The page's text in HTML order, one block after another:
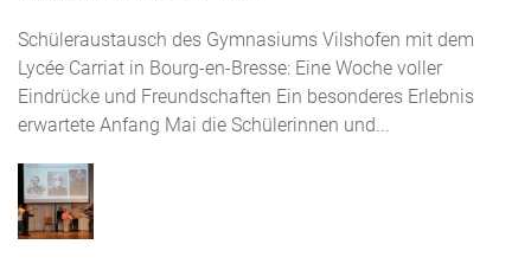
Schüleraustausch des Gymnasiums Vilshofen mit dem
Lycée Carriat in Bourg-en-Bresse: Eine Woche voller
Eindrücke und Freundschaften Ein besonderes Erlebnis
erwartete Anfang Mai die Schülerinnen und...